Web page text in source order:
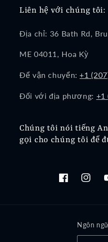
Liên hệ với chúng tôi:
Địa chỉ: 36 Bath Rd,
ME 04011, Hoa Kỳ
Để vận chuyển:+1
Đối với địa phương: +1
Chúng tôi nói tiếng
gọi cho chúng tôi để
Facebook
Ngôn ngữ